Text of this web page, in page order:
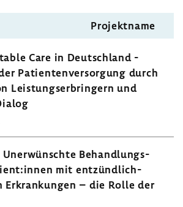
Projekt­name
Care in Deutsch­land -
Pati­en­ten­ver­sor­gung durch
Leis­tungs­er­brin­gern und
Uner­wünschte Behand­lungs­
mit entzündlich-​
Erkran­kungen – die Rolle der